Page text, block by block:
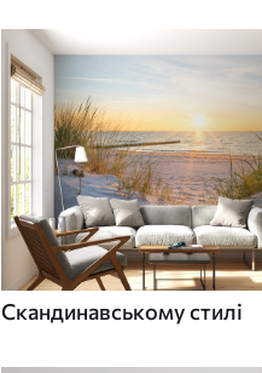
Скандинавському стилі